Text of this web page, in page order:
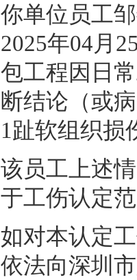
你单位员工
2025年04月
包工程因日
断结论（或
1趾软组织损
该员工上述
于工伤认定
如对本认定
依法向深圳